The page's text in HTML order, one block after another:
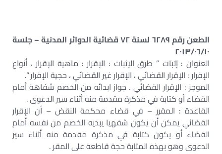
الطعن رقم ٦٢٨٩ لسنة ٧٢ قضائية الدوائر المدنية – جلسة
٢٠١٣/٠٦/١٠
العنوان : إثبات ” طرق الإثبات : الإقرار : ماهية الإقرار ، أنواع
الإقرار : الإقرار القضائي ، الإقرار غير القضائي ، حجية الإقرار “.
الموجز : الإقرار القضائي . جواز ابدائه من الخصم شفاهة أمام
القضاء أو كتابة في مذكرة مقدمة منه أثناء سير الدعوى .
القاعدة : المقرر – في قضاء محكمة النقض – أن الإقرار
القضائي يمكن أن يكون شفهيا يبديه الخصم من نفسه أمام
القضاء أو يكون كتابة في مذكرة مقدمة منه أثناء سير
الدعوى وهو بهذه المثابة حجة قاطعة على المقر .